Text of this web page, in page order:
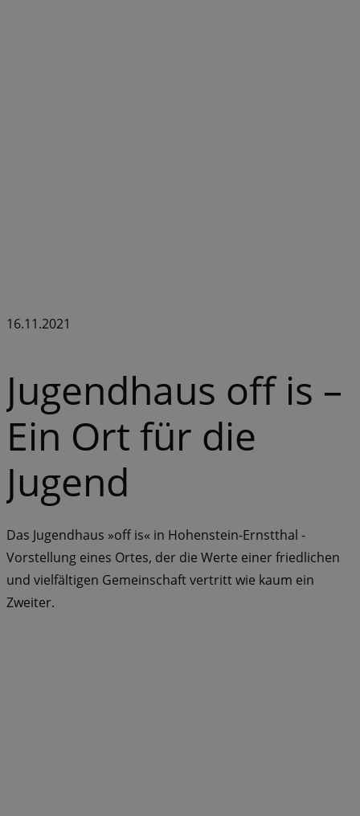
16.11.2021
Jugendhaus off is –
Ein Ort für die
Jugend
Das Jugendhaus »off is« in Hohenstein-Ernstthal -
Vorstellung eines Ortes, der die Werte einer friedlichen
und vielfältigen Gemeinschaft vertritt wie kaum ein
Zweiter.